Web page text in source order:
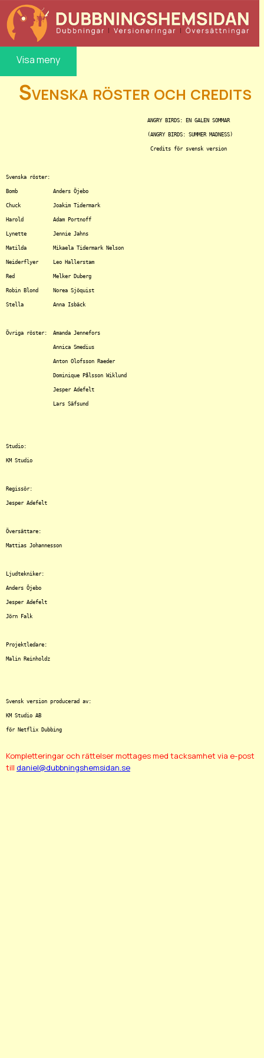
Visa meny
Svenska röster och credits
Svenska röster:
Bomb		Anders Öjebo
Chuck		Joakim Tidermark
Harold		Adam Portnoff
Lynette		Jennie Jahns
Matilda		Mikaela Tidermark Nelson
Neiderflyer	Leo Hallerstam
Red		Melker Duberg
Robin Blond	Norea Sjöquist
Stella		Anna Isbäck
Övriga röster:	Amanda Jennefors
Studio:
KM Studio
Regissör:
Jesper Adefelt
Översättare:
Mattias Johannesson
Ljudtekniker:
Anders Öjebo
Jesper Adefelt
Jörn Falk
Projektledare:
Malin Reinholdz
Svensk version producerad av:
KM Studio AB
Kompletteringar och rättelser mottages med tacksamhet via e-post
till daniel@dubbningshemsidan.se